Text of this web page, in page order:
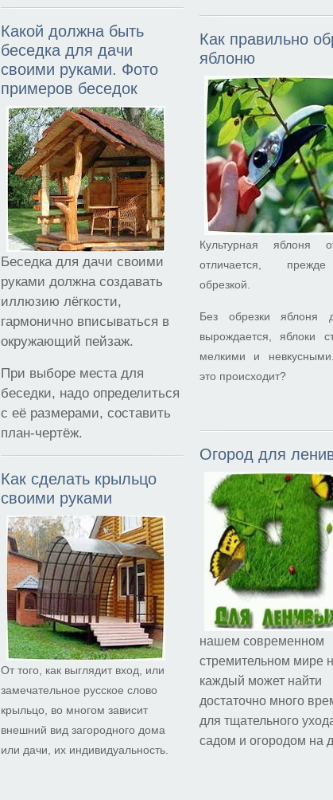
Какой должна быть
беседка для дачи
своими руками. Фото
примеров беседок
Беседка для дачи своими
руками должна создавать
иллюзию лёгкости,
гармонично вписываться в
окружающий пейзаж.
При выборе места для
беседки, надо определиться
с её размерами, составить
план-чертёж.
Как сделать крыльцо
своими руками
От того, как выглядит вход, или
замечательное русское слово
крыльцо, во многом зависит
внешний вид загородного дома
или дачи, их индивидуальность.
Как правильно
яблоню
Культурная яблоня
отличается,
обрезкой.
Без обрезки яблоня
вырождается, яблоки
мелкими и
это происходит?
Огород для
нашем современном
стремительном мире
каждый может найти
достаточно много
для тщательного
садом и огородом на